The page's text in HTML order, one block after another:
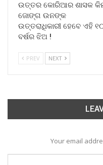
ଉତ୍ତର କୋରିଆର ଶାସକ
ଜୋଙ୍ଗ ଉନଙ୍କ
ଉତ୍ତରାଧିକାରୀ ହେବେ ଏହି
ବର୍ଷର ଝିଅ !
PREV NEXT
Your email